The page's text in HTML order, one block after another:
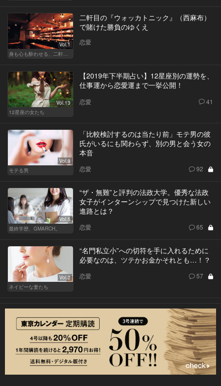
Vol.1
身も心も酔わせる、二軒目の切り札
二軒目の『ウォッカトニック』（西麻布）
で賭けた勝負のゆくえ
恋愛
Vol.13
12星座の女たち
【2019年下半期占い】12星座別の運勢を、
仕事運から恋愛運まで一挙公開！
恋愛 41
Vol.9
モテる男
「比較検討するのは当たり前」モテ男の彼
氏がいるにも関わらず、別の男と会う女の
本音
恋愛 92
Vol.5
最終学歴、GMARCH。
“ザ・無難”と評判の法政大学。優秀な法政
女子がインターンシップで見つけた新しい
進路とは？
恋愛 65
Vol.2
ネイビーな妻たち
“名門私立小”への切符を手に入れるために
必要なのは、ツテかお金かそれとも…！？
恋愛 57